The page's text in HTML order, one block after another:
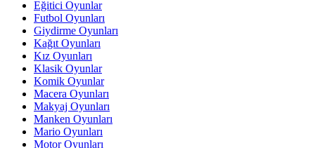
Eğitici Oyunlar
Futbol Oyunları
Giydirme Oyunları
Kağıt Oyunları
Kız Oyunları
Klasik Oyunlar
Komik Oyunlar
Macera Oyunları
Makyaj Oyunları
Manken Oyunları
Mario Oyunları
Motor Oyunları